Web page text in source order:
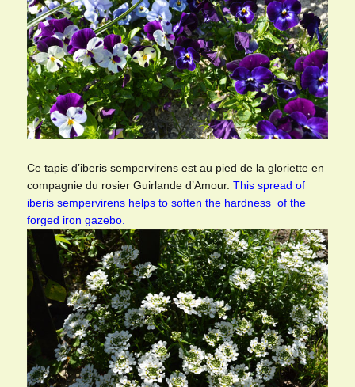
Ce tapis d’iberis sempervirens est au pied de la gloriette en
compagnie du rosier Guirlande d’Amour.This spread of
iberis sempervirens helps to soften the hardness of the
forged iron gazebo.